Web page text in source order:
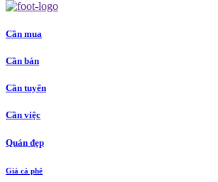
Cần mua
Cần bán
Cần tuyển
Cần việc
Quán đẹp
Giá cà phê